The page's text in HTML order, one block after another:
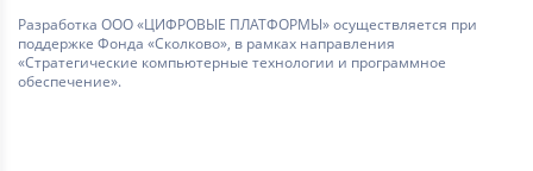
Разработка ООО «ЦИФРОВЫЕ ПЛАТФОРМЫ» осуществляется при
поддержке Фонда «Сколково», в рамках направления
«Стратегические компьютерные технологии и программное
обеспечение».